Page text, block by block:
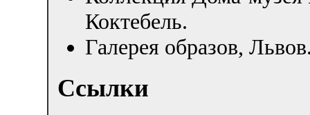
Коктебель.
Галерея образов,
Ссылки